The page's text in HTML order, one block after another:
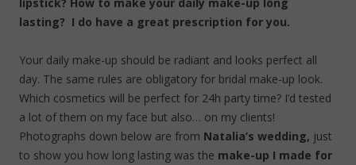
lasting? I do have a great prescription for you.
Your daily make-up should be radiant and looks perfect all
day. The same rules are obligatory for bridal make-up look.
Which cosmetics will be perfect for 24h party time? I’d tested
a lot of them on my face but also… on my clients!
Photographs down below are from Natalia’s wedding, just
to show you how long lasting was the make-up I made for